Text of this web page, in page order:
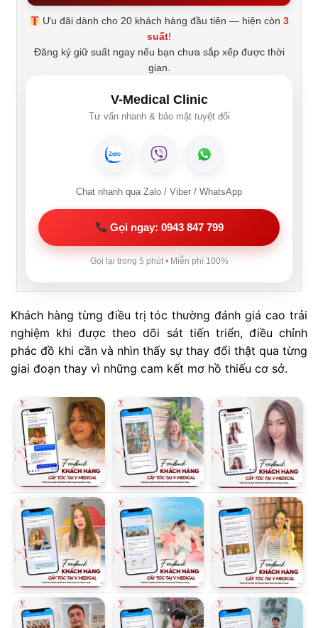
Ưu đãi dành cho 20 khách hàng đầu tiên — hiện còn3
suất!
Đăng ký giữ suất ngay nếu bạn chưa sắp xếp được thời
gian.
V-Medical Clinic
Tư vấn nhanh & bảo mật tuyệt đối
Chat nhanh qua Zalo / Viber / WhatsApp
Gọi ngay: 0943 847 799
Gọi lại trong 5 phút • Miễn phí 100%
Khách hàng từng điều trị tóc thường đánh giá cao trải
nghiệm khi được theo dõi sát tiến triển, điều chỉnh
phác đồ khi cần và nhìn thấy sự thay đổi thật qua từng
giai đoạn thay vì những cam kết mơ hồ thiếu cơ sở.